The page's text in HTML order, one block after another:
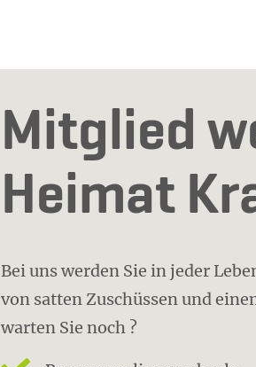
Mitglied
Heimat
Bei uns werden Sie in jeder
von satten Zuschüssen und
warten Sie noch ?